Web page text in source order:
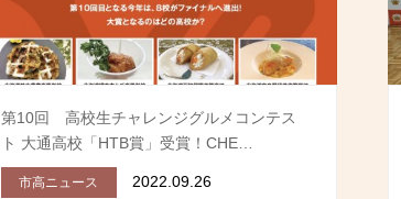
第10回 高校生チャレンジグルメコンテス
ト 大通高校「HTB賞」受賞！CHE…
市高ニュース 2022.09.26